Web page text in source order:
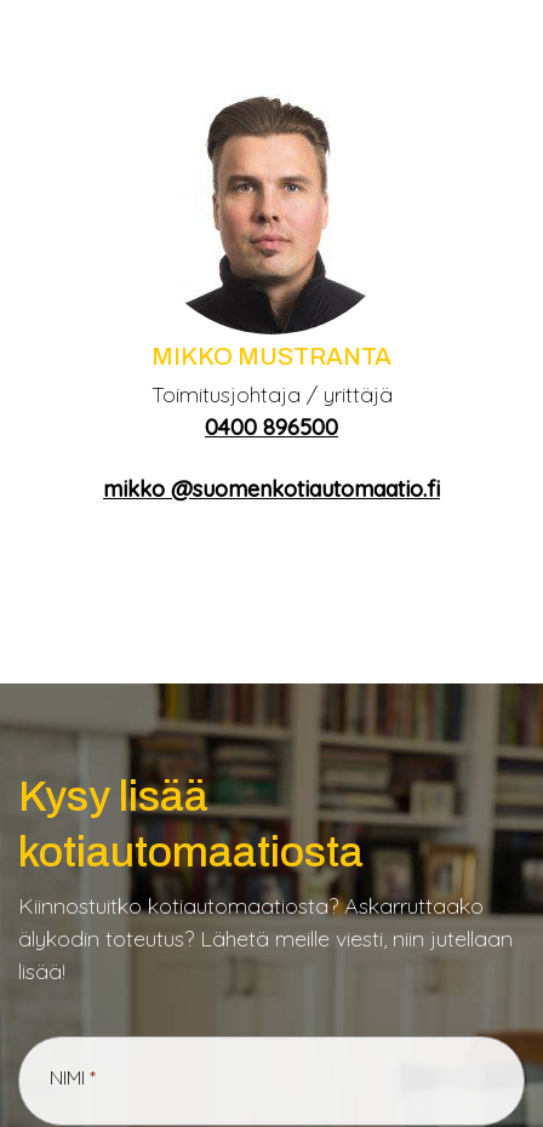
MIKKO MUSTRANTA
Toimitusjohtaja / yrittäjä
0400 896500
mikko ­@suomenkotiautomaatio.fi
Kysy lisää
kotiautomaatiosta
Kiinnostuitko kotiautomaatiosta? Askarruttaako
älykodin toteutus? Lähetä meille viesti, niin jutellaan
lisää!
NIMI *